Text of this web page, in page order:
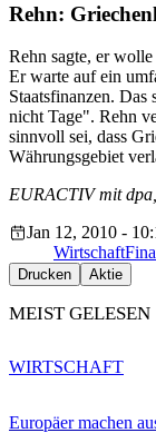
Rehn:
Rehn sagte, er
Er warte auf ein
Staatsfinanzen. Das
nicht Tage". Rehn
sinnvoll sei, dass
Währungsgebiet
EURACTIV mit
Jan 12, 2010 -
Wirtschaft
Drucken Aktie
MEIST GELESEN
Europäer machen
WIRTSCHAFT